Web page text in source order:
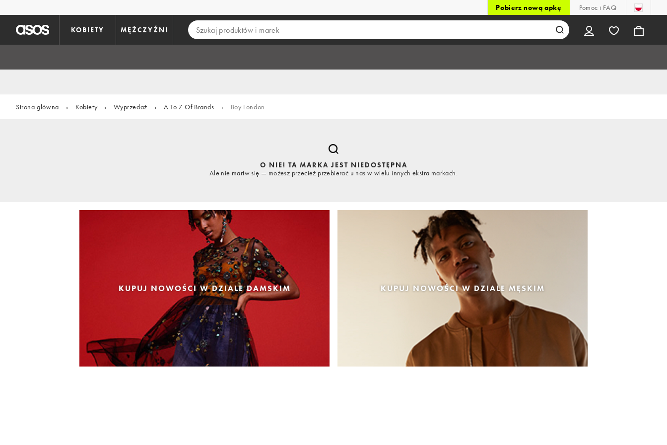
Pobierz nową apkę Pomoc i FAQ
KOBIETY MĘŻCZYŹNI
Strona główna › Kobiety › Wyprzedaż › A To Z Of Brands › Boy London
O NIE! TA MARKA JEST NIEDOSTĘPNA
Ale nie martw się — możesz przecież przebierać u nas w wielu innych ekstra markach.
KUPUJ NOWOŚCI W DZIALE DAMSKIM KUPUJ NOWOŚCI W DZIALE MĘSKIM